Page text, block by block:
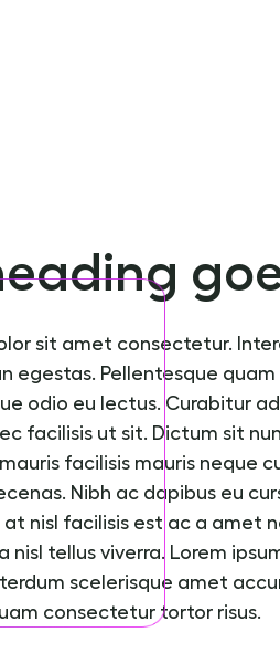
sit amet consectetur.
egestas. Pellentesque
odio eu lectus. Curabitur
facilisis ut sit. Dictum sit
facilisis mauris neque
Nibh ac dapibus eu
at nisl facilisis est ac a amet
nisl tellus viverra. Lorem
scelerisque amet
consectetur tortor risus.